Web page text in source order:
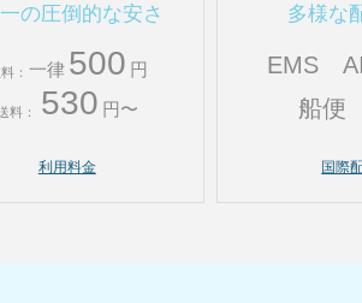
の圧倒的な安さ
： 一律 500 円
料： 530 円〜
利用料金
多様な
EMS
船便
国際